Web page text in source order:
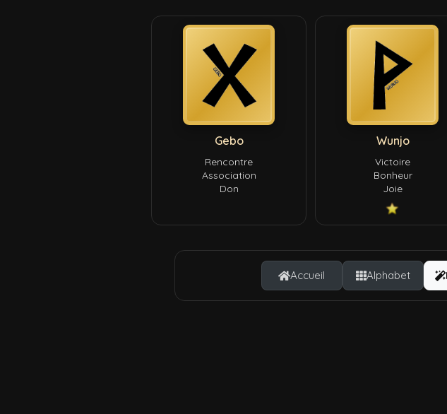
Gebo
Rencontre
Association
Don
Wunjo
Victoire
Bonheur
Joie
Accueil Alphabet